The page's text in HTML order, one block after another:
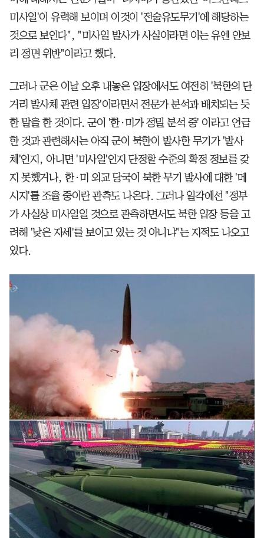
미사일'이 유력해 보이며 이것이 '전술유도무기'에 해당하는
것으로 보인다", "미사일 발사가 사실이라면 이는 유엔 안보
리 정면 위반"이라고 했다.
그러나 군은 이날 오후 내놓은 입장에서도 여전히 '북한의 단
거리 발사체 관련 입장'이라면서 전문가 분석과 배치되는 듯
한 말을 한 것이다. 군이 '한·미가 정밀 분석 중' 이라고 언급
한 것과 관련해서는 아직 군이 북한이 발사한 무기가 '발사
체'인지, 아니면 '미사일'인지 단정할 수준의 확정 정보를 갖
지 못했거나, 한·미 외교 당국이 북한 무기 발사에 대한 '메
시지'를 조율 중이란 관측도 나온다. 그러나 일각에선 "정부
가 사실상 미사일일 것으로 관측하면서도 북한 입장 등을 고
려해 '낮은 자세'를 보이고 있는 것 아니냐"는 지적도 나오고
있다.